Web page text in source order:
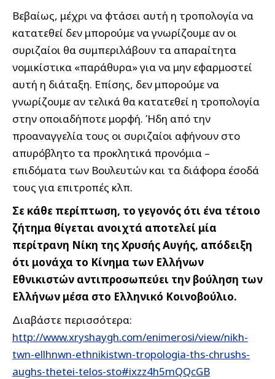
Βεβαίως, μέχρι να φτάσει αυτή η τροπολογία να
κατατεθεί δεν μπορούμε να γνωρίζουμε αν οι
συριζαίοι θα συμπεριλάβουν τα απαραίτητα
νομικίστικα «παράθυρα» για να μην εφαρμοστεί
αυτή η διάταξη. Επίσης, δεν μπορούμε να
γνωρίζουμε αν τελικά θα κατατεθεί η τροπολογία
στην οποιαδήποτε μορφή. Ήδη από την
προαναγγελία τους οι συριζαίοι αφήνουν στο
απυρόβλητο τα προκλητικά προνόμια –
επιδόματα των Βουλευτών και τα διάφορα έσοδά
τους για επιτροπές κλπ.
Σε κάθε περίπτωση, το γεγονός ότι ένα τέτοιο
ζήτημα θίγεται ανοιχτά αποτελεί μία
περίτρανη Νίκη της Χρυσής Αυγής, απόδειξη
ότι μονάχα το Κίνημα των Ελλήνων
Εθνικιστών αντιπροσωπεύει την βούληση των
Ελλήνων μέσα στο Ελληνικό Κοινοβούλιο.
Διαβάστε περισσότερα:
http://www.xryshaygh.com/enimerosi/view/nikh-
twn-ellhnwn-ethnikistwn-tropologia-ths-chrushs-
aughs-thetei-telos-sto#ixzz4h5mQQcGB